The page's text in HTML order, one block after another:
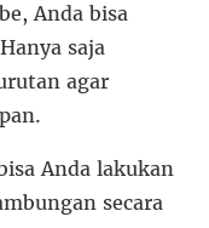
Anda bisa
saja
agar
Anda lakukan
secara